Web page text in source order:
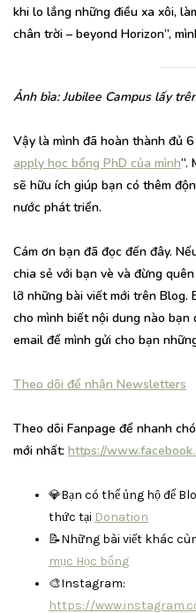
khi lo lắng những điều xa xôi,
chân trời – beyond Horizon”,
Ảnh bìa: Jubilee Campus lấy
Vậy là mình đã hoàn thành đủ
apply học bổng PhD của mình“.
sẽ hữu ích giúp bạn có thêm
nước phát triển.
Cám ơn bạn đã đọc đến đây.
chia sẻ với bạn vè và đừng
lỡ những bài viết mới trên Blog.
cho mình biết nội dung nào
email để mình gửi cho bạn
Theo dõi để nhận Newsletters
Theo dõi Fanpage để nhanh
mới nhất: https://
💎Bạn có thể ủng hộ để
thức tại Donation
📝Những bài viết khác
mục Học bổng
🎨Instagram:
https://